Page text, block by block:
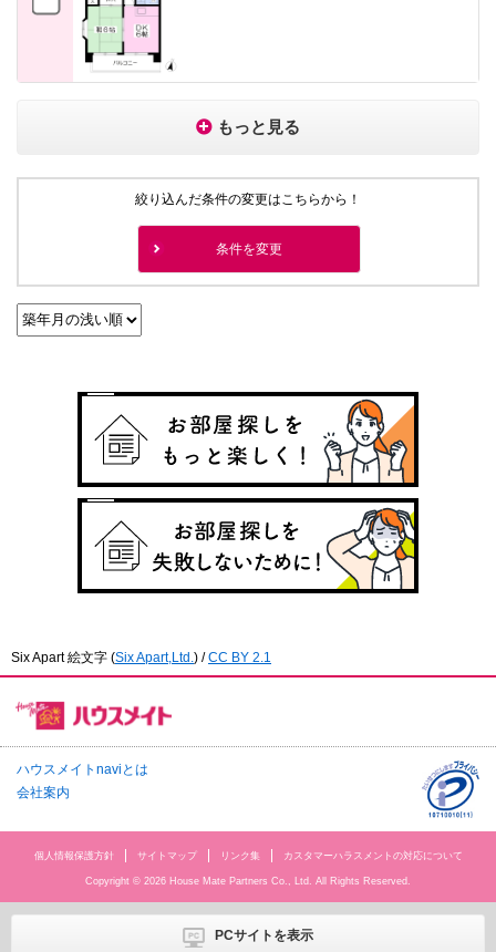
もっと見る
絞り込んだ条件の変更はこちらから！
条件を変更
Six Apart 絵文字 (Six Apart,Ltd. ) /CC BY 2.1
ハウスメイトnaviとは
会社案内
個人情報保護方針 サイトマップ リンク集 カスタマーハラスメントの対応について
Copyright © 2026 House Mate Partners Co., Ltd. All Rights Reserved.
PCサイトを表示